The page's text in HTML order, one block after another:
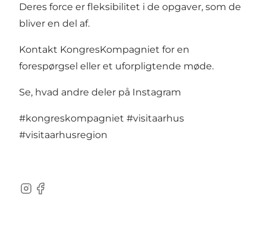
Deres force er fleksibilitet i de opgaver, som de
bliver en del af.
Kontakt KongresKompagniet for en
forespørgsel eller et uforpligtende møde.
Se, hvad andre deler på Instagram
#kongreskompagniet #visitaarhus
#visitaarhusregion
Instagram
Facebook